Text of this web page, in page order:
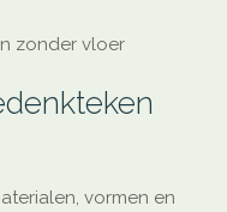
zonder vloer
vormen en